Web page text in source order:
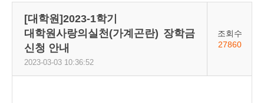
[대학원]2023-1학기
대학원사랑의실천(가계곤란) 장학금
신청 안내
2023-03-03 10:36:52
조회수
27860